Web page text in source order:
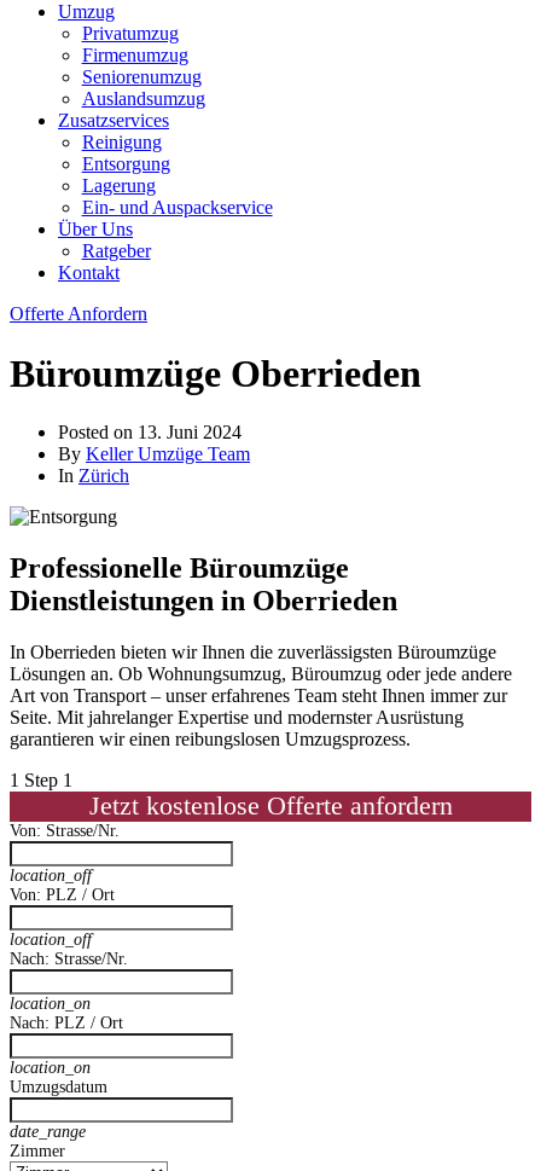
Umzug
Privatumzug
Firmenumzug
Seniorenumzug
Auslandsumzug
Zusatzservices
Reinigung
Entsorgung
Lagerung
Ein- und Auspackservice
Über Uns
Ratgeber
Kontakt
Offerte Anfordern
Büroumzüge Oberrieden
Posted on 13. Juni 2024
By Keller Umzüge Team
In Zürich
Professionelle Büroumzüge
Dienstleistungen in Oberrieden
In Oberrieden bieten wir Ihnen die zuverlässigsten Büroumzüge
Lösungen an. Ob Wohnungsumzug, Büroumzug oder jede andere
Art von Transport – unser erfahrenes Team steht Ihnen immer zur
Seite. Mit jahrelanger Expertise und modernster Ausrüstung
garantieren wir einen reibungslosen Umzugsprozess.
1 Step 1
Jetzt kostenlose Offerte anfordern
Von: Strasse/Nr.
location_off
Von: PLZ / Ort
location_off
Nach: Strasse/Nr.
location_on
Nach: PLZ / Ort
location_on
Umzugsdatum
date_range
Zimmer